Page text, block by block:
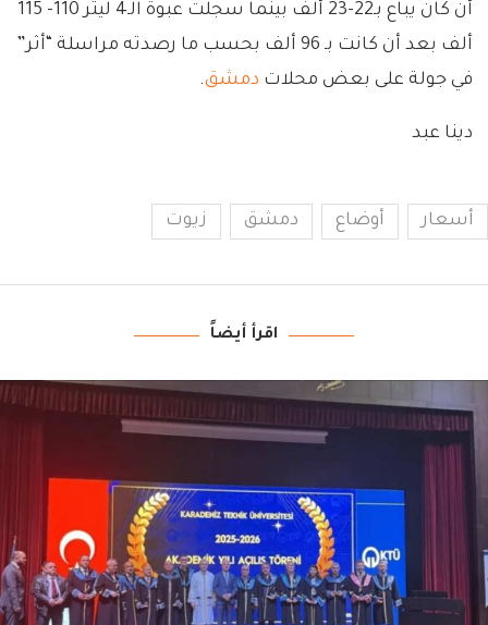
أن كان يباع بـ22-23 ألف بينما سجلت عبوة الـ4 ليتر 110- 115
ألف بعد أن كانت بـ 96 ألف بحسب ما رصدته مراسلة “أثر”
في جولة على بعض محلات دمشق.
دينا عبد
أسعار أوضاع دمشق زيوت
اقرأ أيضاً